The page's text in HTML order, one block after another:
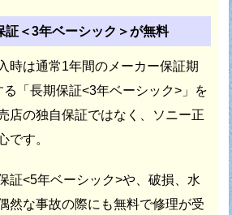
証＜3年ベーシック＞が無料
時は通常1年間のメーカー保証期
「長期保証<3年ベーシック>」を
店の独自保証ではなく、ソニー正
です。
証<5年ベーシック>や、破損、水
然な事故の際にも無料で修理が受